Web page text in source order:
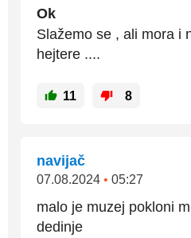
Ok
Slažemo se , ali mora i
hejtere ....
11 8
navijač
07.08.2024 • 05:27
malo je muzej pokloni
dedinje